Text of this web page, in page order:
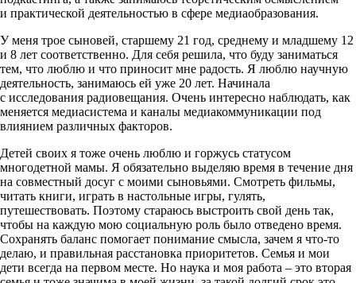
и практической деятельностью в сфере медиаобразования.
У меня трое сыновей, старшему 21 год, среднему и младшему 12
и 8 лет соответственно. Для себя решила, что буду заниматься
тем, что люблю и что приносит мне радость. Я люблю научную
деятельность, занимаюсь ей уже 20 лет. Начинала
с исследования радиовещания. Очень интересно наблюдать, как
меняется медиасистема и каналы медиакоммуникации под
влиянием различных факторов.
Детей своих я тоже очень люблю и горжусь статусом
многодетной мамы. Я обязательно выделяю время в течение дня
на совместный досуг с моими сыновьями. Смотреть фильмы,
читать книги, играть в настольные игры, гулять,
путешествовать. Поэтому стараюсь выстроить свой день так,
чтобы на каждую мою социальную роль было отведено время.
Сохранять баланс помогает понимание смысла, зачем я что-то
делаю, и правильная расстановка приоритетов. Семья и мои
дети всегда на первом месте. Но наука и моя работа – это вторая